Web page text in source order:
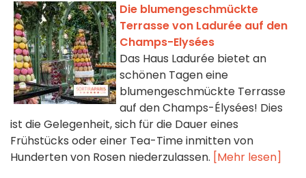
Die blumengeschmückte
Terrasse von Ladurée auf den
Champs-Elysées
Das Haus Ladurée bietet an
schönen Tagen eine
blumengeschmückte Terrasse
auf den Champs-Élysées! Dies
ist die Gelegenheit, sich für die Dauer eines
Frühstücks oder einer Tea-Time inmitten von
Hunderten von Rosen niederzulassen. [Mehr lesen]